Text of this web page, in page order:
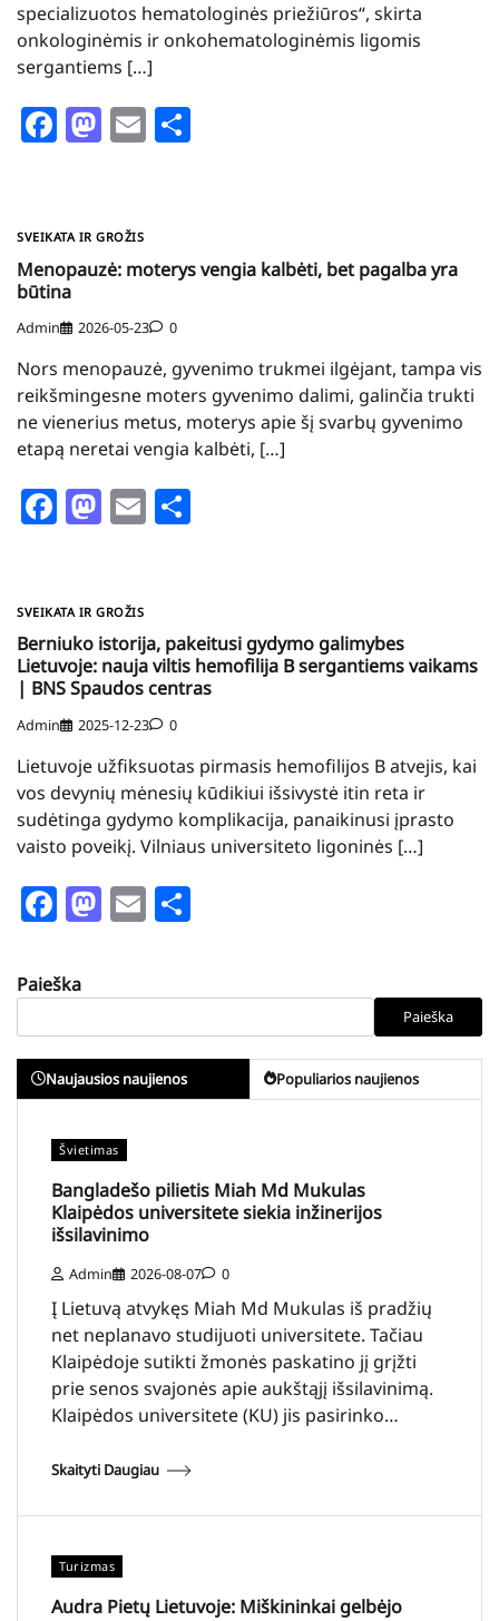
specializuotos hematologinės priežiūros“, skirta
onkologinėmis ir onkohematologinėmis ligomis
sergantiems […]
Facebook
Mastodon
Email
SVEIKATA IR GROŽIS
Menopauzė: moterys vengia kalbėti, bet pagalba yra
būtina
Admin 2026-05-23 0
Nors menopauzė, gyvenimo trukmei ilgėjant, tampa vis
reikšmingesne moters gyvenimo dalimi, galinčia trukti
ne vienerius metus, moterys apie šį svarbų gyvenimo
etapą neretai vengia kalbėti, […]
Facebook
Mastodon
Email
SVEIKATA IR GROŽIS
Berniuko istorija, pakeitusi gydymo galimybes
Lietuvoje: nauja viltis hemofilija B sergantiems vaikams
| BNS Spaudos centras
Admin 2025-12-23 0
Lietuvoje užfiksuotas pirmasis hemofilijos B atvejis, kai
vos devynių mėnesių kūdikiui išsivystė itin reta ir
sudėtinga gydymo komplikacija, panaikinusi įprasto
vaisto poveikį. Vilniaus universiteto ligoninės […]
Facebook
Mastodon
Email
Paieška
Paieška
Naujausios naujienos Populiarios naujienos
Švietimas
Bangladešo pilietis Miah Md Mukulas
Klaipėdos universitete siekia inžinerijos
išsilavinimo
Admin 2026-08-07 0
Į Lietuvą atvykęs Miah Md Mukulas iš pradžių
net neplanavo studijuoti universitete. Tačiau
Klaipėdoje sutikti žmonės paskatino jį grįžti
prie senos svajonės apie aukštąjį išsilavinimą.
Klaipėdos universitete (KU) jis pasirinko…
Skaityti Daugiau
Turizmas
Audra Pietų Lietuvoje: Miškininkai gelbėjo